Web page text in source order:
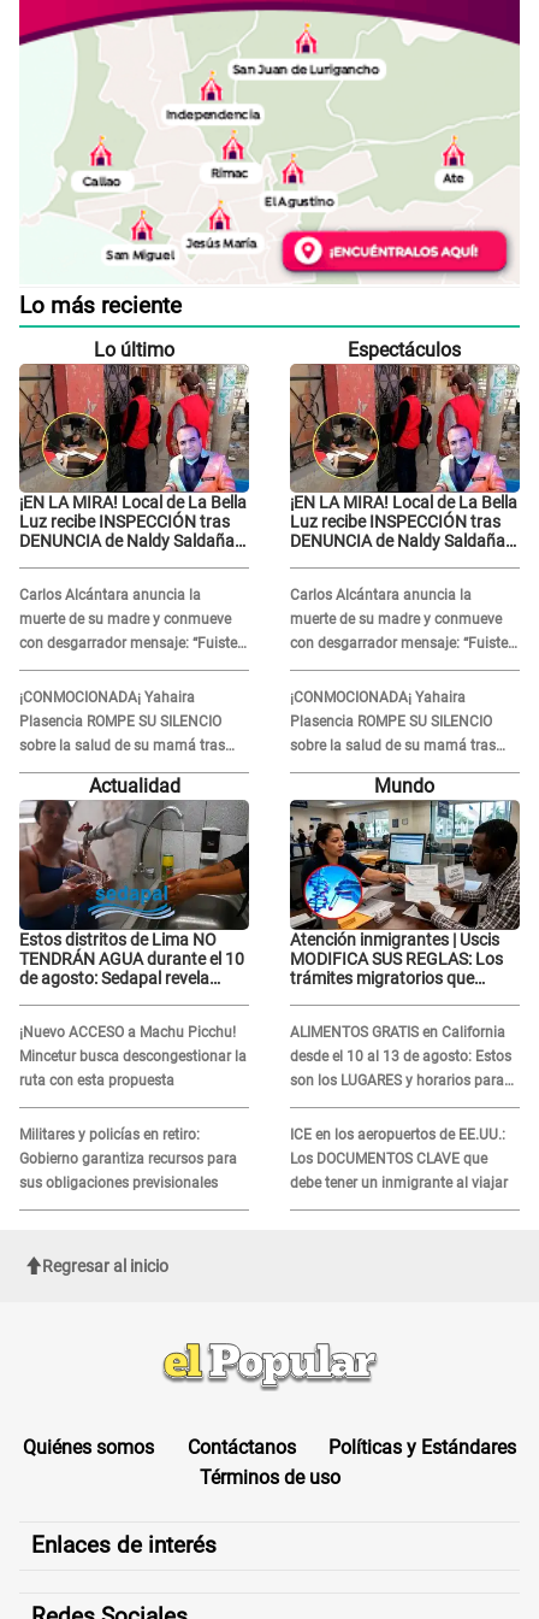
Lo más reciente
Lo último
¡EN LA MIRA! Local de La Bella
Luz recibe INSPECCIÓN tras
DENUNCIA de Naldy Saldaña
Carlos Alcántara anuncia la
muerte de su madre y conmueve
con desgarrador mensaje: “Fuiste
una gran mujer”
¡CONMOCIONADA¡ Yahaira
Plasencia ROMPE SU SILENCIO
sobre la salud de su mamá tras
APARECER en centro oncológico:
“La oración tiene poder”
Espectáculos
¡EN LA MIRA! Local de La Bella
Luz recibe INSPECCIÓN tras
DENUNCIA de Naldy Saldaña
Carlos Alcántara anuncia la
muerte de su madre y conmueve
con desgarrador mensaje: “Fuiste
una gran mujer”
¡CONMOCIONADA¡ Yahaira
Plasencia ROMPE SU SILENCIO
sobre la salud de su mamá tras
APARECER en centro oncológico:
“La oración tiene poder”
Actualidad
Estos distritos de Lima NO
TENDRÁN AGUA durante el 10
de agosto: Sedapal revela
¡Nuevo ACCESO a Machu Picchu!
Mincetur busca descongestionar la
ruta con esta propuesta
Militares y policías en retiro:
Gobierno garantiza recursos para
sus obligaciones previsionales
Mundo
Atención inmigrantes | Uscis
MODIFICA SUS REGLAS: Los
trámites migratorios que
ALIMENTOS GRATIS en California
desde el 10 al 13 de agosto: Estos
son los LUGARES y horarios para
recibir la ayuda
ICE en los aeropuertos de EE.UU.:
Los DOCUMENTOS CLAVE que
debe tener un inmigrante al viajar
Regresar al inicio
Quiénes somos Contáctanos
Políticas y Estándares
Términos de uso
Enlaces de interés